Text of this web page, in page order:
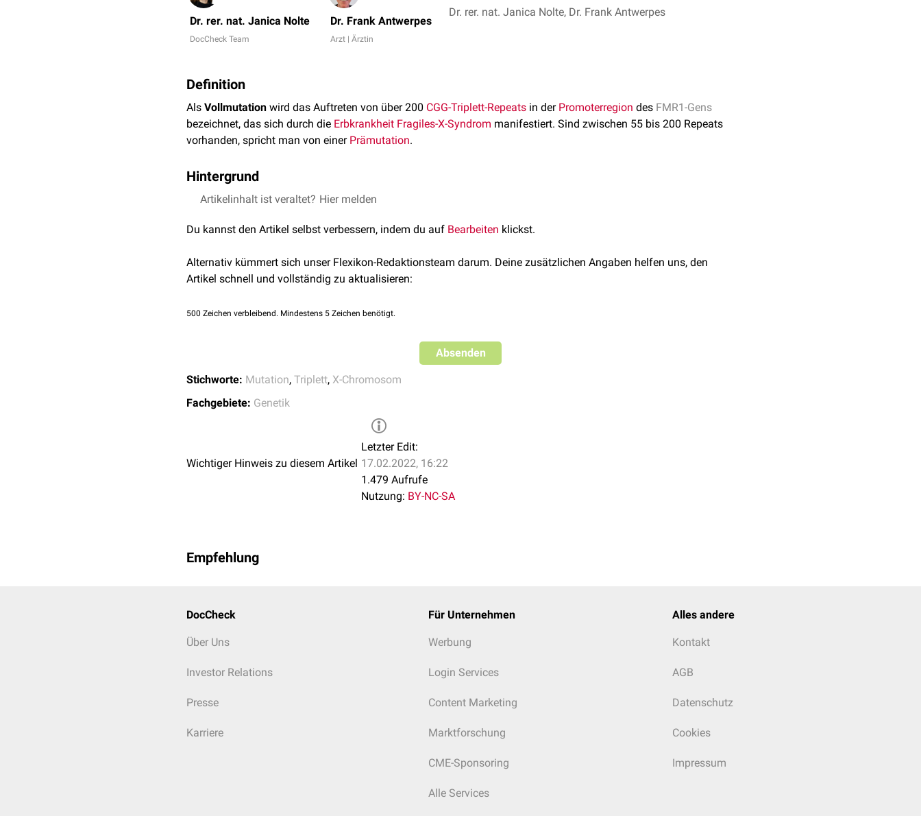
Dr. rer. nat. Janica Nolte
DocCheck Team
Dr. Frank Antwerpes
Arzt | Ärztin
Dr. rer. nat. Janica Nolte, Dr. Frank Antwerpes
Definition
Als Vollmutation wird das Auftreten von über 200 CGG-Triplett-Repeats in der Promoterregion des FMR1-Gens
bezeichnet, das sich durch die Erbkrankheit Fragiles-X-Syndrom manifestiert. Sind zwischen 55 bis 200 Repeats
vorhanden, spricht man von einer Prämutation.
Hintergrund
DurchMutationen kommt es zurExpansion
Artikelinhalt ist veraltet? Hier melden
Du kannst den Artikel selbst verbessern, indem du auf Bearbeiten klickst.
Alternativ kümmert sich unser Flexikon-Redaktionsteam darum. Deine zusätzlichen Angaben helfen uns, den
Artikel schnell und vollständig zu aktualisieren:
500 Zeichen verbleibend. Mindestens 5 Zeichen benötigt.
Absenden
Stichworte: Mutation, Triplett, X-Chromosom
Fachgebiete: Genetik
Wichtiger Hinweis zu diesem Artikel
Letzter Edit:
17.02.2022, 16:22
1.479 Aufrufe
Nutzung: BY-NC-SA
Empfehlung
DocCheck
Über Uns
Investor Relations
Presse
Karriere
Für Unternehmen
Werbung
Login Services
Content Marketing
Marktforschung
CME-Sponsoring
Alle Services
Alles andere
Kontakt
AGB
Datenschutz
Cookies
Impressum